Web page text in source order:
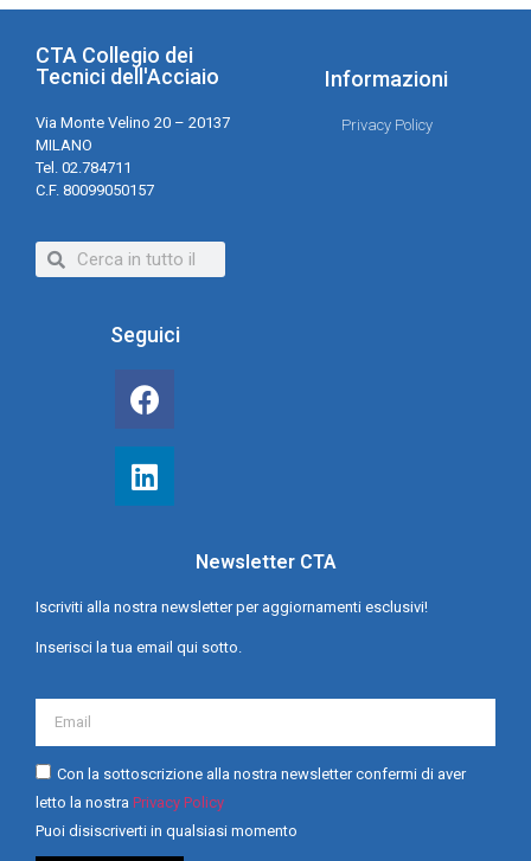
CTA Collegio dei
Tecnici dell'Acciaio
Via Monte Velino 20 – 20137
MILANO
Tel. 02.784711
C.F. 80099050157
Informazioni
Privacy Policy
Seguici
Newsletter CTA
Iscriviti alla nostra newsletter per aggiornamenti esclusivi!
Inserisci la tua email qui sotto.
Con la sottoscrizione alla nostra newsletter confermi di aver
letto la nostra Privacy Policy
Puoi disiscriverti in qualsiasi momento